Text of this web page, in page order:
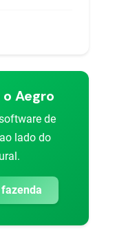
Aegro
de
lado do